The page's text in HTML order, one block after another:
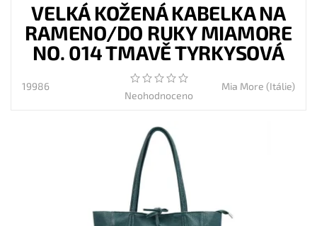
VELKÁ KOŽENÁ KABELKA NA
RAMENO/DO RUKY MIAMORE
NO. 014 TMAVĚ TYRKYSOVÁ
19986
Neohodnoceno
Mia More (Itálie)